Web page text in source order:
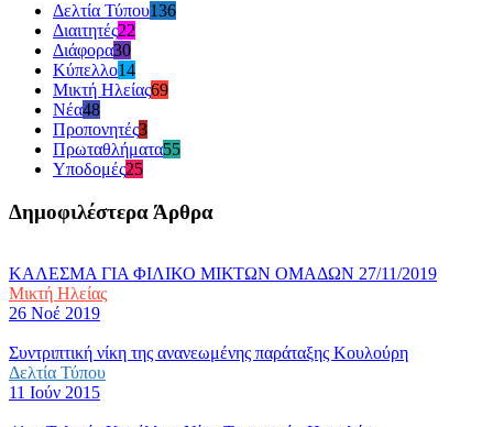
Δελτία Τύπου136
Διαιτητές22
Διάφορα30
Κύπελλο14
Μικτή Ηλείας69
Νέα48
Προπονητές3
Πρωταθλήματα55
Υποδομές25
Δημοφιλέστερα Άρθρα
ΚΑΛΕΣΜΑ ΓΙΑ ΦΙΛΙΚΟ ΜΙΚΤΩΝ ΟΜΑΔΩΝ 27/11/2019
Μικτή Ηλείας
26 Νοέ 2019
Συντριπτική νίκη της ανανεωμένης παράταξης Κουλούρη
Δελτία Τύπου
11 Ιούν 2015